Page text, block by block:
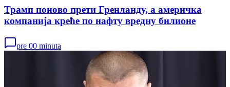
Трамп поново прети Гренланду, а америчка
компанија креће по нафту вредну билионе
pre 00 minuta